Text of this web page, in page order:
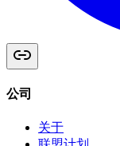
公司
关于